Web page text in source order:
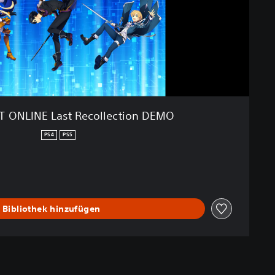
ONLINE Last Recollection DEMO
PS4 PS5
Bibliothek hinzufügen